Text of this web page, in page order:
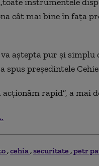
cât mai bine în fața
aștepta pur și simplu
spus președintele
acționăm rapid”, a mai
cehia securitate petr